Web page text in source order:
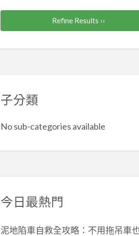
Refine Results ››
子分類
No sub-categories available
今日最熱門
泥地陷車自救全攻略：不用拖吊車